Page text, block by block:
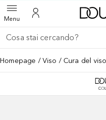
MenuApri menuAl Mio Account
Torna indietro
Esegui ricerca
Homepage Viso Cura del viso